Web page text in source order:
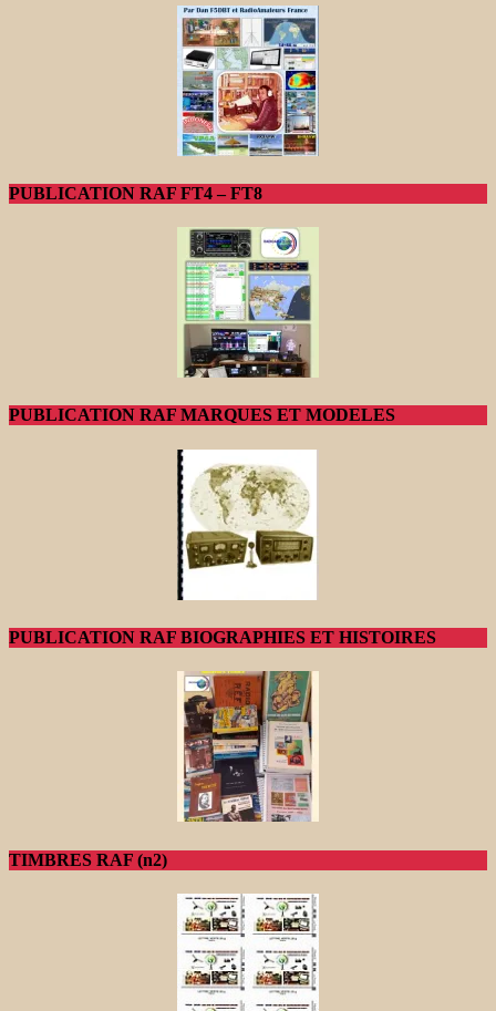
PUBLICATION RAF FT4 – FT8
PUBLICATION RAF MARQUES ET MODELES
PUBLICATION RAF BIOGRAPHIES ET HISTOIRES
TIMBRES RAF (n2)